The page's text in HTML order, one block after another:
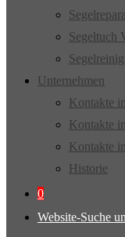
Segeltuch
Unternehmen
Kontakte
Kontakte
Kontakte
Historie
0
Website-Suche